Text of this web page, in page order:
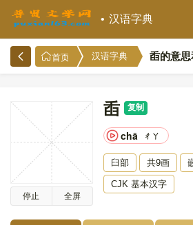
汉语字典
首页 汉语字典 臿的意
停止 全屏
臿 复制
chā ㄔㄚ
臼部 共9画
CJK 基本汉字